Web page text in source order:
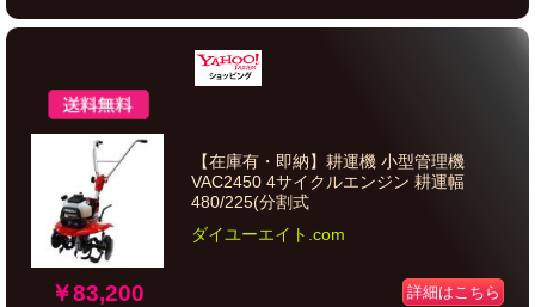
￥83,200
【在庫有・即納】耕運機 小型管理機
VAC2450 4サイクルエンジン 耕運幅
480/225(分割式
ダイユーエイト.com
詳細はこちら